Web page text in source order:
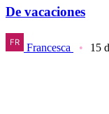
De vacaciones
Francesca 15